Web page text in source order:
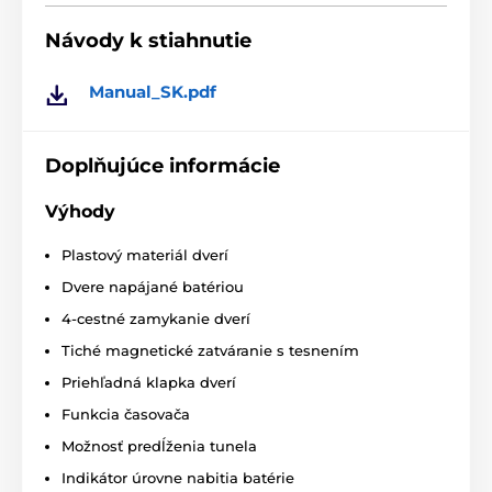
mačka naposledy prešla cez klapku. Klapka pre mačky
je odolná voči prievanu a poveternostným vplyvom
kefkou utesnenej klapke. Dvere Cat Mate s
cm.
Návody k stiahnutie
Manual_SK.pdf
Doplňujúce informácie
Výhody
Plastový materiál dverí
Dvere napájané batériou
4-cestné zamykanie dverí
Tiché magnetické zatváranie s tesnením
Priehľadná klapka dverí
Funkcia časovača
Možnosť predĺženia tunela
Indikátor úrovne nabitia batérie